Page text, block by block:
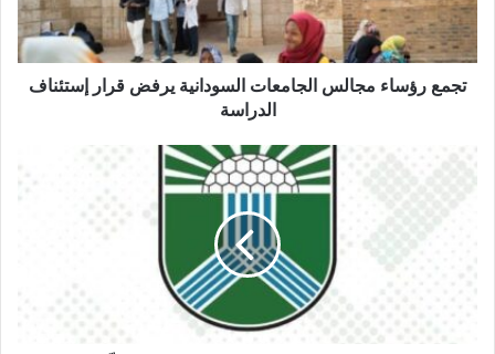
قرار
إستئناف
الدراسة
تجمع رؤساء مجالس الجامعات السودانية يرفض قرار إستئناف
الدراسة